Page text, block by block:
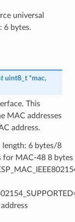
universal
6 bytes.
uint8_t *mac,
This
MAC addresses
address.
6 bytes/8
for MAC-48 8 bytes